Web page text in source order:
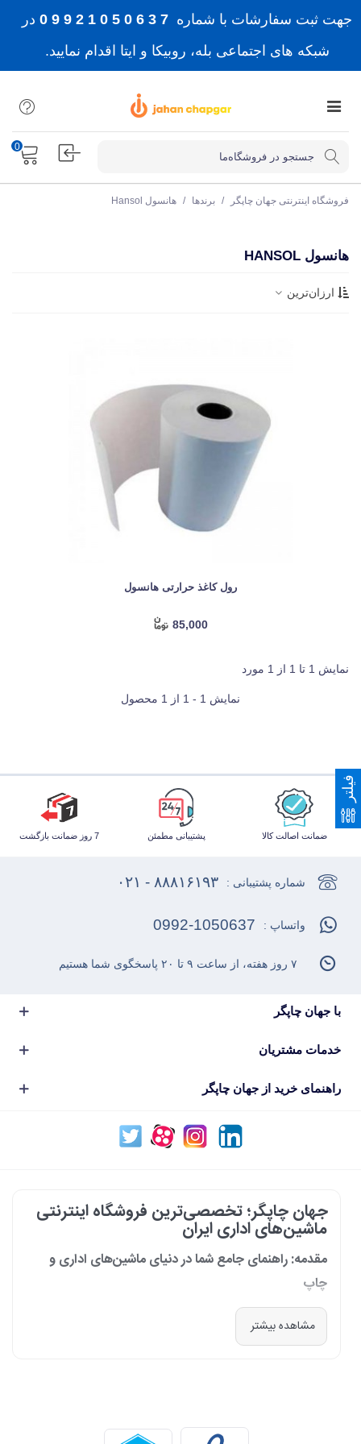
جهت ثبت سفارشات با شماره 7 3 6 0 5 0 1 2 9 9 0
در
شبکه های اجتماعی بله، روبیکا و ایتا اقدام نمایید.
0
فروشگاه اینترنتی جهان چاپگر / برندها / هانسول Hansol
هانسول HANSOL
ارزان‌ترین
رول کاغذ حرارتی هانسول
85,000
نمایش 1 تا 1 از 1 مورد
نمایش 1 - 1 از 1 محصول
ضمانت اصالت کالا پشتیبانی مطمئن 7 روز ضمانت بازگشت
با جهان چاپگر
خدمات مشتریان
راهنمای خرید از جهان چاپگر
شماره پشتیبانی : ۸۸۸۱۶۱۹۳ - ۰۲۱
واتساپ : 0992-1050637
۷ روز هفته، از ساعت ۹ تا ۲۰ پاسخگوی شما هستیم
جهان چاپگر؛ تخصصی‌ترین فروشگاه اینترنتی
ماشین‌های اداری ایران
مقدمه: راهنمای جامع شما در دنیای ماشین‌های اداری و
چاپ
در دنیای پرشتاب امروز که کسب‌وکارها و سازمان‌ها برای افزایش بهره‌وری خود به
فناوری‌های نوین وابسته‌اند، دسترسی به ابزارهای کارآمد و قابل اعتماد یک
ما، ارائه راهکارهای جامع، از مشاوره پیش از خرید تا پشتیبانی پس از فروش،
مشاهده بیشتر
فیلتر